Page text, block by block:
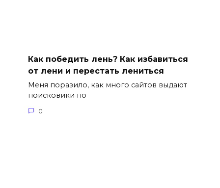
Как победить лень? Как избавиться
от лени и перестать лениться
Меня поразило, как много сайтов выдают
поисковики по
0